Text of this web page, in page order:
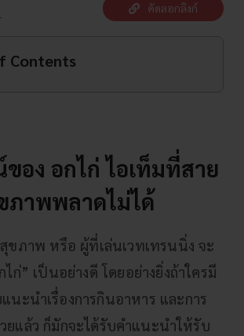
คัดลอกลิงก์
Contents
อง อกไก่ ไอเท็มที่สาย
ภาพพลาดไม่ได้
ขภาพ หรือ ผู้ที่เล่นเวทเทรนนิ่ง จะ
ก่” เป็นอย่างดี โดยอย่างยิ่งถ้าใครมี
นะนำเรื่องการกินอาหาร และการ
ยแล้ว ก็มักจะได้รับคำแนะนำให้รับ